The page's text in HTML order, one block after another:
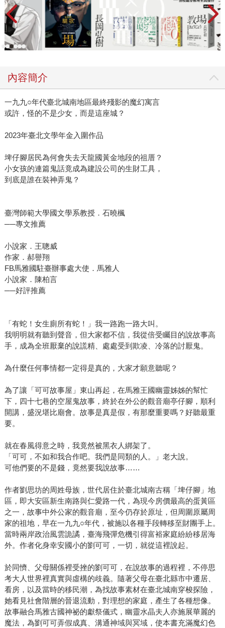
內容簡介
一九九○年代臺北城南地區最終殘影的魔幻寓言
或許，怪的不是少女，而是這座城？
2023年臺北文學年金入圍作品
埤仔腳居民為何會失去天龍國黃金地段的祖厝？
小女孩的連篇鬼話竟成為建設公司的生財工具，
到底是誰在裝神弄鬼？
臺灣師範大學國文學系教授．石曉楓
──專文推薦
小說家．王聰威
作家．郝譽翔
FB馬雅國駐臺辦事處大使．馬雅人
小說家．陳柏言
──好評推薦
「有蛇！女生廁所有蛇！」我一路跑一路大叫。
我明明就有聽到聲音，但大家都不信，我從倍受矚目的說故事高
手，成為全班厭棄的說謊精、處處受到欺凌、冷落的討厭鬼。
為什麼任何事情都一定得是真的，大家才願意聽呢？
為了讓「可可故事屋」東山再起，在馬雅王國幽靈姊姊的幫忙
下，四十七巷的空屋鬼故事，終於在外公的觀音廟亭仔腳，順利
開講，盛況堪比廟會。故事是真是假，有那麼重要嗎？好聽最重
要。
就在春風得意之時，我竟然被黑衣人綁架了。
「可可，不如和我合作吧。我們是同類的人。」老大說。
可他們要的不是錢，竟然要我說故事……
作者劉思坊的周姓母族，世代居住於臺北城南古稱「埤仔腳」地
區，即大安區新生南路與仁愛路一代，為現今房價最高的蛋黃區
之一，故事中外公家的觀音廟，至今仍存於原址，但周圍原屬周
家的祖地，早在一九九○年代，被施以各種手段轉移至財團手上。
當時兩岸政治風雲詭譎，臺海飛彈危機引得富裕家庭紛紛移居海
外。作者化身幸安國小的劉可可，一切，就從這裡說起。
於同懠、父母關係裡受挫的劉可可，在說故事的過程裡，不停思
考大人世界裡真實與虛構的歧義。隨著父母在臺北縣市中遷居、
看房，以及當時的移民潮，為找故事素材在臺北城南穿梭探險，
她看見社會階層的晉退流動，對理想的家庭，產生了各種想像。
故事融合馬雅古國神祕的獻祭儀式，幽靈水晶夫人亦施展華麗的
魔法，為劉可可弄假成真、溝通神域與冥域，使本書充滿魔幻色